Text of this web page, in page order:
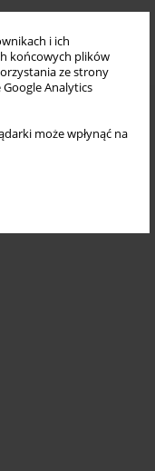
i ich
końcowych plików
ze strony
Analytics
może wpłynąć na